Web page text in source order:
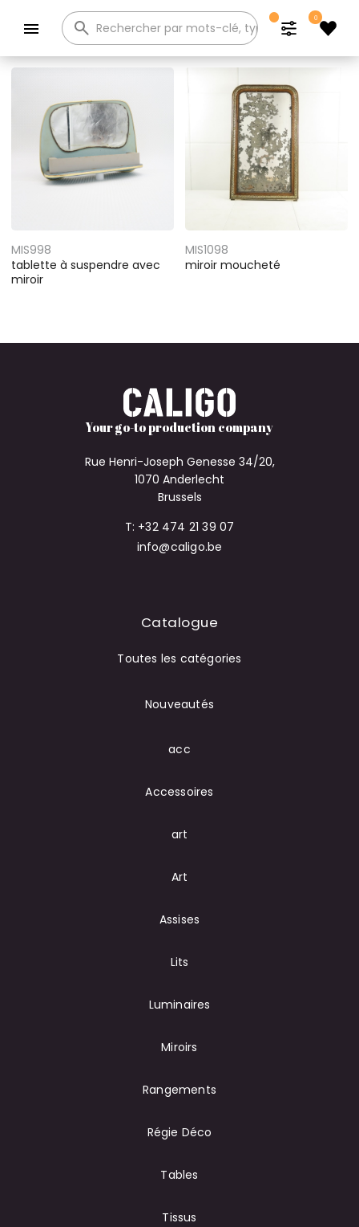
0
Catalogue
MIS998
tablette à suspendre avec
miroir
MIS1098
miroir moucheté
Your go-to production company
Rue Henri-Joseph Genesse 34/20,
1070 Anderlecht
Brussels
T: +32 474 21 39 07
info@caligo.be
Catalogue
Toutes les catégories
Nouveautés
acc
Accessoires
art
Art
Assises
Lits
Luminaires
Miroirs
Rangements
Régie Déco
Tables
Tissus